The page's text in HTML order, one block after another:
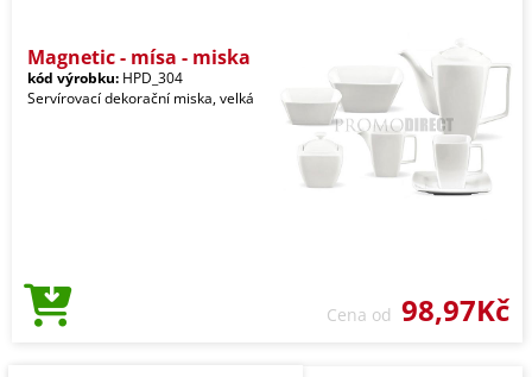
Magnetic - mísa - miska
kód výrobku: HPD_304
Servírovací dekorační miska, velká
Cena od 98,97Kč